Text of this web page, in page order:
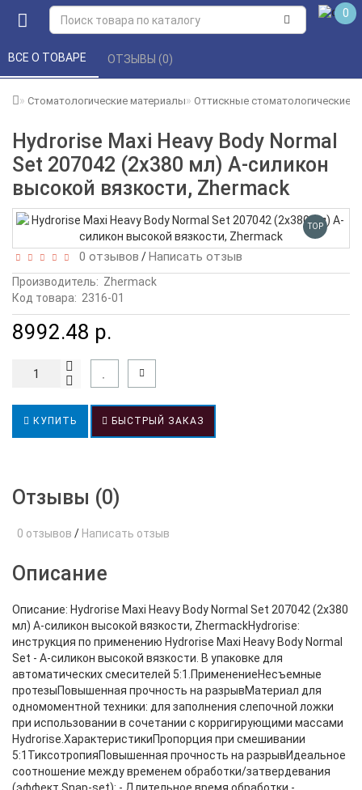
0
Стоматологические материалы Оттискные стоматологические
Hydrorise Maxi Heavy Body Normal
Set 207042 (2х380 мл) А-силикон
высокой вязкоcти, Zhermack
ВСЕ О ТОВАРЕ ОТЗЫВЫ (0)
TOP
0 отзывов /Написать отзыв
Производитель: Zhermack
Код товара: 2316-01
8992.48 р.
КУПИТЬ БЫСТРЫЙ ЗАКАЗ
Отзывы (0)
0 отзывов / Написать отзыв
Описание
Описание: Hydrorise Maxi Heavy Body Normal Set 207042 (2х380
мл) А-силикон высокой вязкоcти, ZhermackHydrorise:
инструкция по применению Hydrorise Maxi Heavy Body Normal
Set - А-силикон высокой вязкости. В упаковке для
автоматических смесителей 5:1.ПрименениеНесъемные
протезыПовышенная прочность на разрывМатериал для
одномоментной техники: для заполнения слепочной ложки
при использовании в сочетании с корригирующими массами
Hydrorise.ХарактеристикиПропорция при смешивании
5:1ТиксотропияПовышенная прочность на разрывИдеальное
соотношение между временем обработки/затвердевания